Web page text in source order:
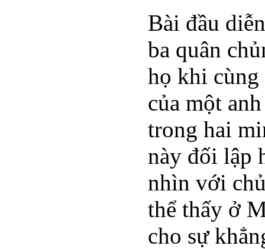
Bài đầu
ba quân
họ khi cùng
của một
trong hai
này đối lập
nhìn với
thể thấy ở
cho sự